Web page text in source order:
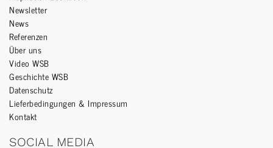
Newsletter
News
Referenzen
Über uns
Video WSB
Geschichte WSB
Datenschutz
Lieferbedingungen & Impressum
Kontakt
SOCIAL MEDIA